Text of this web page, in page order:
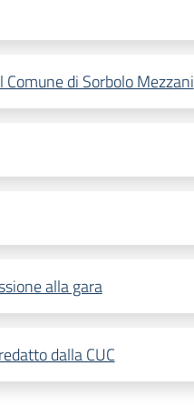
di Sorbolo Mezzani
alla gara
dalla CUC